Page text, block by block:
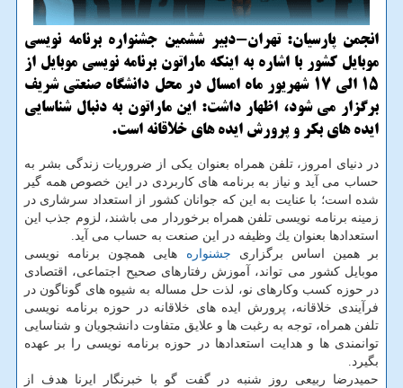
انجمن پارسیان: تهران-دبیر ششمین جشنواره برنامه نویسی
موبایل كشور با اشاره به اینكه ماراتون برنامه نویسی موبایل از
15 الی 17 شهریور ماه امسال در محل دانشگاه صنعتی شریف
برگزار می شود، اظهار داشت: این ماراتون به دنبال شناسایی
ایده های بكر و پرورش ایده های خلاقانه است.
در دنیای امروز، تلفن همراه بعنوان یكی از ضروریات زندگی بشر به
حساب می آید و نیاز به برنامه های كاربردی در این خصوص همه گیر
شده است؛ با عنایت به این كه جوانان كشور از استعداد سرشاری در
زمینه برنامه نویسی تلفن همراه برخوردار می باشند، لزوم جذب این
استعدادها بعنوان یك وظیفه در این صنعت به حساب می آید.
بر همین اساس برگزاری جشنواره هایی همچون برنامه نویسی
موبایل كشور می تواند، آموزش رفتارهای صحیح اجتماعی، اقتصادی
در حوزه كسب وكارهای نو، لذت حل مساله به شیوه های گوناگون در
فرآیندی خلاقانه، پرورش ایده های خلاقانه در حوزه برنامه نویسی
تلفن همراه، توجه به رغبت ها و علایق متفاوت دانشجویان و شناسایی
توانمندی ها و هدایت استعدادها در حوزه برنامه نویسی را بر عهده
بگیرد.
حمیدرضا ربیعی روز شنبه در گفت گو با خبرنگار ایرنا هدف از